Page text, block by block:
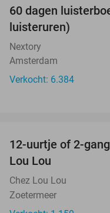
60 dagen
luisteruren)
Nextory
Amsterdam
Verkocht: 6.384
12-uurtje of 2-
Lou Lou
Chez Lou Lou
Zoetermeer